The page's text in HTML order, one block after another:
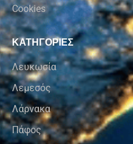
Cookies
ΚΑΤΗΓΟΡΙΕΣ
Λευκωσία
Λεμεσός
Λάρνακα
Πάφος